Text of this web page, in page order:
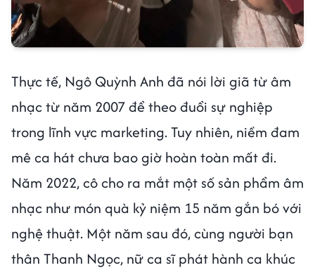
Thực tế, Ngô Quỳnh Anh đã nói lời giã từ âm
nhạc từ năm 2007 để theo đuổi sự nghiệp
trong lĩnh vực marketing. Tuy nhiên, niềm đam
mê ca hát chưa bao giờ hoàn toàn mất đi.
Năm 2022, cô cho ra mắt một số sản phẩm âm
nhạc như món quà kỷ niệm 15 năm gắn bó với
nghệ thuật. Một năm sau đó, cùng người bạn
thân Thanh Ngọc, nữ ca sĩ phát hành ca khúc